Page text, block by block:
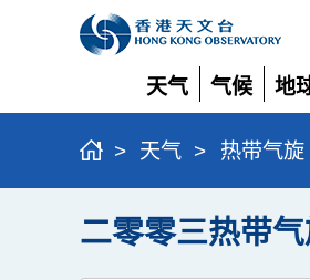
天气
展
开
气候
展
开
地
展
开
> 天气 > 热带气旋
二零零三热带